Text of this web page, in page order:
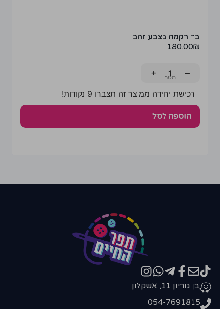
בד רקמה בצבע זהב
180.00₪
−
+
רכישת יחידה ממוצר זה תצברו 9 נקודות!
הוספה לסל
בן גוריון 11, אשקלון
054-7691815